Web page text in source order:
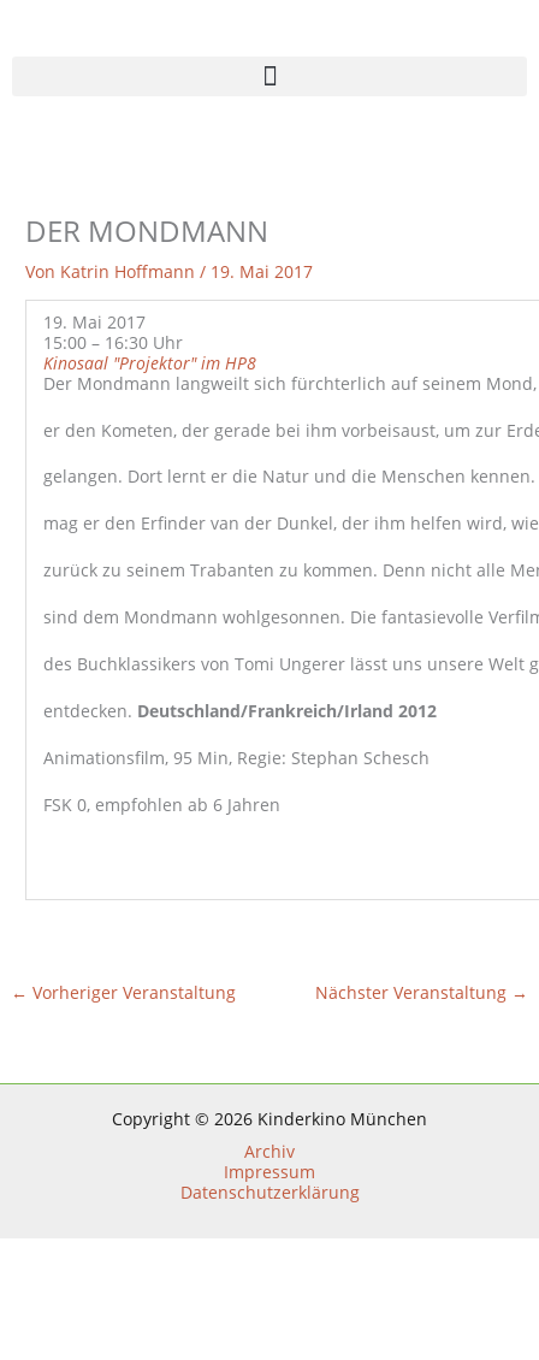
DER MONDMANN
Von Katrin Hoffmann/ 19. Mai 2017
19. Mai 2017
15:00 – 16:30 Uhr
Kinosaal "Projektor" im HP8
Der Mondmann langweilt sich fürchterlich auf seinem
er den Kometen, der gerade bei ihm vorbeisaust, um zur
gelangen. Dort lernt er die Natur und die Menschen kennen.
mag er den Erfinder van der Dunkel, der ihm helfen wird,
zurück zu seinem Trabanten zu kommen. Denn nicht alle
sind dem Mondmann wohlgesonnen. Die fantasievolle
des Buchklassikers von Tomi Ungerer lässt uns unsere Welt
entdecken. Deutschland/Frankreich/Irland 2012
Animationsfilm, 95 Min, Regie: Stephan Schesch
FSK 0, empfohlen ab 6 Jahren
← Vorheriger Veranstaltung Nächster Veranstaltung →
Copyright © 2026 Kinderkino München
Archiv
Impressum
Datenschutzerklärung